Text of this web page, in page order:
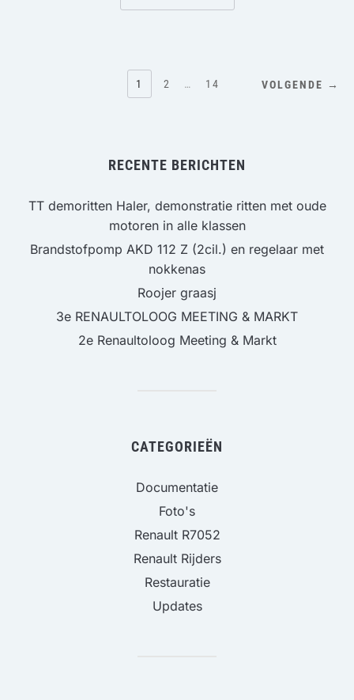
PAGINERING
1 2 … 14 VOLGENDE →
RECENTE BERICHTEN
TT demoritten Haler, demonstratie ritten met oude
motoren in alle klassen
Brandstofpomp AKD 112 Z (2cil.) en regelaar met
nokkenas
Roojer graasj
3e RENAULTOLOOG MEETING & MARKT
2e Renaultoloog Meeting & Markt
CATEGORIEËN
Documentatie
Foto's
Renault R7052
Renault Rijders
Restauratie
Updates